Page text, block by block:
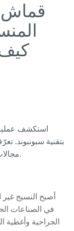
قماش
استكشف
بتقنية سبونبوند.
مجالات النظافة والزراعة والتعبئة والتغليف وغيرها.
أصبح النسيج غير
في الصناعات
الجراحية